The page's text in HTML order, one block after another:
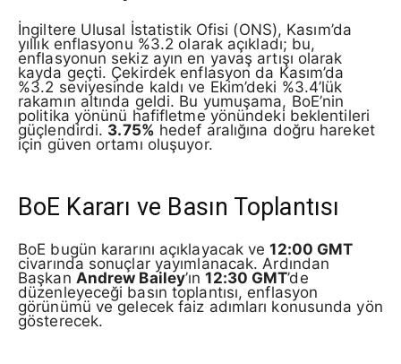
İngiltere Ulusal İstatistik Ofisi (ONS), Kasım’da
yıllık enflasyonu %3.2 olarak açıkladı; bu,
enflasyonun sekiz ayın en yavaş artışı olarak
kayda geçti. Çekirdek enflasyon da Kasım’da
%3.2 seviyesinde kaldı ve Ekim’deki %3.4’lük
rakamın altında geldi. Bu yumuşama, BoE’nin
politika yönünü hafifletme yönündeki beklentileri
güçlendirdi. 3.75% hedef aralığına doğru hareket
için güven ortamı oluşuyor.
BoE Kararı ve Basın Toplantısı
BoE bugün kararını açıklayacak ve12:00 GMT
civarında sonuçlar yayımlanacak. Ardından
Başkan Andrew Bailey’ın12:30 GMT’de
düzenleyeceği basın toplantısı, enflasyon
görünümü ve gelecek faiz adımları konusunda yön
gösterecek.